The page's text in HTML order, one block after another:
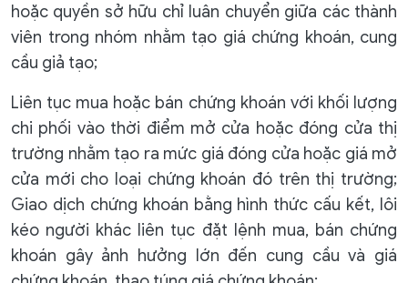
hoặc quyền sở hữu chỉ luân chuyển giữa các thành
viên trong nhóm nhằm tạo giá chứng khoán, cung
cầu giả tạo;
Liên tục mua hoặc bán chứng khoán với khối lượng
chi phối vào thời điểm mở cửa hoặc đóng cửa thị
trường nhằm tạo ra mức giá đóng cửa hoặc giá mở
cửa mới cho loại chứng khoán đó trên thị trường;
Giao dịch chứng khoán bằng hình thức cấu kết, lôi
kéo người khác liên tục đặt lệnh mua, bán chứng
khoán gây ảnh hưởng lớn đến cung cầu và giá